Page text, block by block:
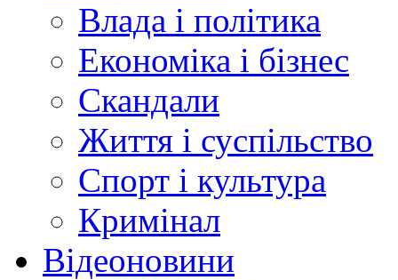
Влада і політика
Економіка і бізнес
Скандали
Життя і суспільство
Спорт і культура
Кримінал
Відеоновини